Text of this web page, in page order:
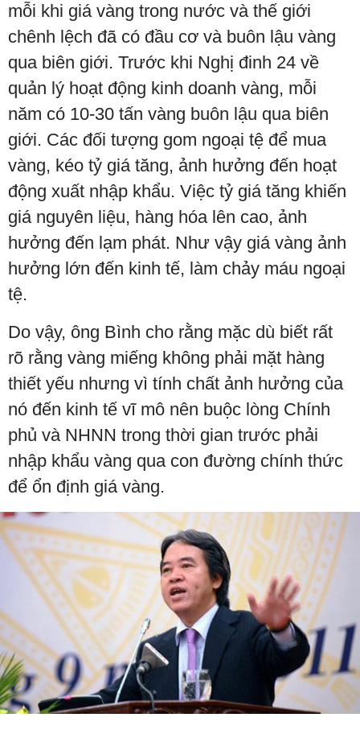
mỗi khi giá vàng trong nước và thế giới
chênh lệch đã có đầu cơ và buôn lậu vàng
qua biên giới. Trước khi Nghị đinh 24 về
quản lý hoạt động kinh doanh vàng, mỗi
năm có 10-30 tấn vàng buôn lậu qua biên
giới. Các đối tượng gom ngoại tệ để mua
vàng, kéo tỷ giá tăng, ảnh hưởng đến hoạt
động xuất nhập khẩu. Việc tỷ giá tăng khiến
giá nguyên liệu, hàng hóa lên cao, ảnh
hưởng đến lạm phát. Như vậy giá vàng ảnh
hưởng lớn đến kinh tế, làm chảy máu ngoại
tệ.
Do vậy, ông Bình cho rằng mặc dù biết rất
rõ rằng vàng miếng không phải mặt hàng
thiết yếu nhưng vì tính chất ảnh hưởng của
nó đến kinh tế vĩ mô nên buộc lòng Chính
phủ và NHNN trong thời gian trước phải
nhập khẩu vàng qua con đường chính thức
để ổn định giá vàng.